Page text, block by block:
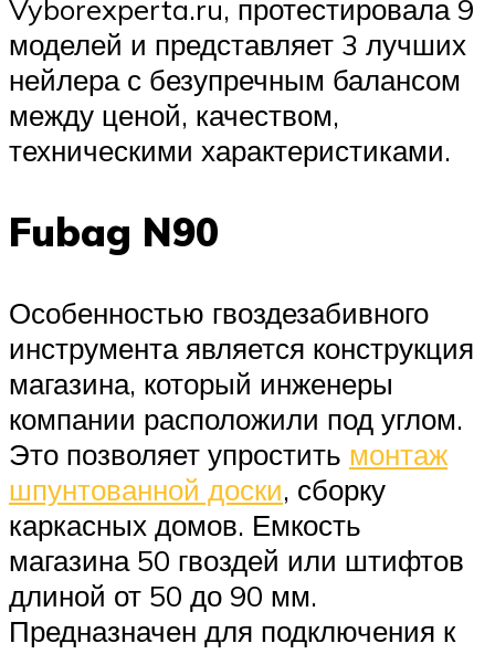
Vyborexperta.ru, протестировала 9
моделей и представляет 3 лучших
нейлера с безупречным балансом
между ценой, качеством,
техническими характеристиками.
Fubag N90
Особенностью гвоздезабивного
инструмента является конструкция
магазина, который инженеры
компании расположили под углом.
Это позволяет упростить монтаж
шпунтованной доски, сборку
каркасных домов. Емкость
магазина 50 гвоздей или штифтов
длиной от 50 до 90 мм.
Предназначен для подключения к